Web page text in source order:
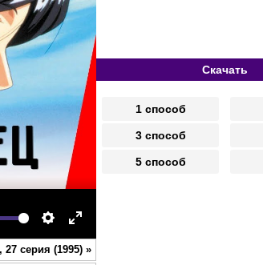
Settings
Enter
fullscreen
серия (1995) »
Скачать
1 способ
3 способ
5 способ